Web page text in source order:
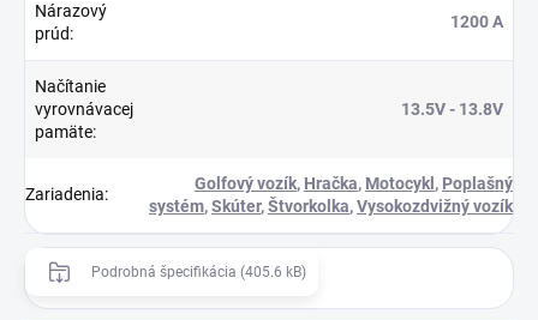
Nárazový
prúd:
1200 A
Načítanie
vyrovnávacej
pamäte:
13.5V - 13.8V
Zariadenia:
Golfový vozík, Hračka, Motocykl , Poplašný
systém,Skúter,Štvorkolka,Vysokozdvižný vozík
Podrobná špecifikácia (405.6 kB)